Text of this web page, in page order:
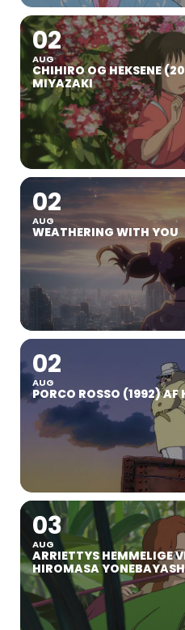
02
AUG
CHIHIRO OG HEKSENE
MIYAZAKI
02
AUG
WEATHERING WITH YOU
02
AUG
PORCO ROSSO (1992)
03
AUG
ARRIETTYS HEMMELIGE
HIROMASA